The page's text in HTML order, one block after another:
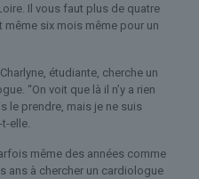
Il vous faut plus de quatre
six mois même pour un
étudiante, cherche un
“On voit que là il n’y a rien
le prendre, mais je ne suis
elle.
même des années comme
ans à chercher un cardiologue